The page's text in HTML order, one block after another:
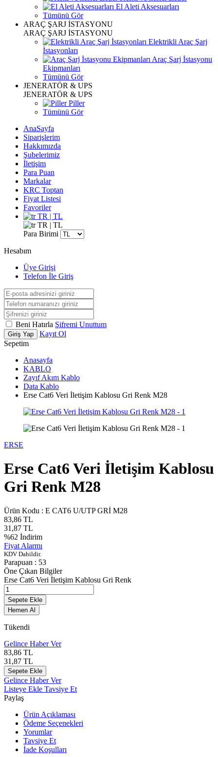
El Aleti Aksesuarları
Tümünü Gör
ARAÇ ŞARJ İSTASYONU
ARAÇ ŞARJ İSTASYONU
Elektrikli Araç Şarj
İstasyonları
Araç Şarj İstasyonu
Ekipmanları
Tümünü Gör
JENERATÖR & UPS
JENERATÖR & UPS
Piller
Tümünü Gör
AnaSayfa
Siparişlerim
Hakkımızda
Şubelerimiz
İletişim
Para Puan
Markalar
KRC Toptan
Fiyat Listesi
Favoriler
TR | TL
TR | TL
Para Birimi
Hesabım
Üye Girişi
Telefon İle Giriş
Beni Hatırla Şifremi Unuttum
Giriş Yap
Kayıt Ol
Sepetim
Anasayfa
KABLO
Zayıf Akım Kablo
Data Kablo
Erse Cat6 Veri İletişim Kablosu Gri Renk M28
ERSE
Erse Cat6 Veri İletişim Kablosu
Gri Renk M28
Ürün Kodu : E CAT6 U/UTP GRİ M28
83,86 TL
31,87 TL
%62 İndirim
Fiyat Alarmı
KDV Dahildir.
Parapuan : 53
Öne Çıkan Bilgiler
Erse Cat6 Veri İletişim Kablosu Gri Renk
Sepete Ekle
Hemen Al
Tükendi
Gelince Haber Ver
83,86 TL
31,87 TL
Sepete Ekle
Gelince Haber Ver
Listeye Ekle Tavsiye Et
Paylaş
Ürün Açıklaması
Ödeme Seçenekleri
Yorumlar
Tavsiye Et
İade Koşulları